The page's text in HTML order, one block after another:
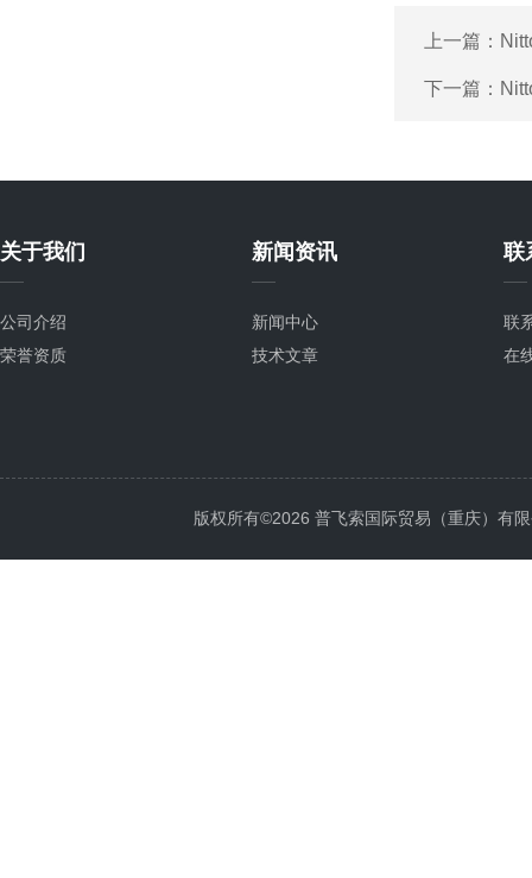
上一篇：
下一篇：
关于我们
公司介绍
荣誉资质
新闻资讯
新闻中心
技术文章
联
联
在
版权所有©2026 普飞索国际贸易（重庆）有